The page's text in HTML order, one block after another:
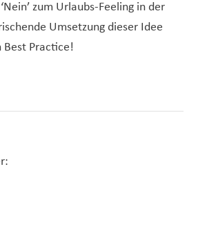
zum Urlaubs-Feeling in der
Umsetzung dieser Idee
Practice!